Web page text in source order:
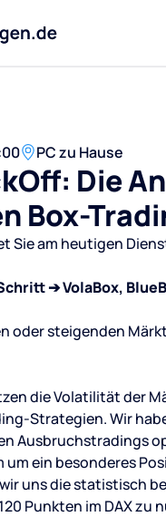
PC zu Hause
Die
Box-
Sie am heutigen
➔ VolaBox,
oder steigenden
die Volatilität der
Strategien. Wir
Ausbruchstradings
um ein besonderes
uns die statistisch
Punkten im DAX zu